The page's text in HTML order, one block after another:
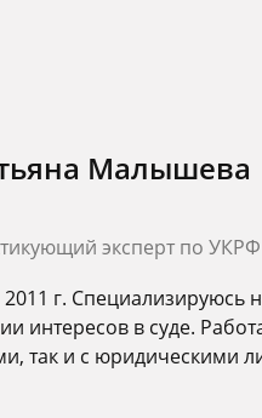
Малышева
эксперт по УКРФ
2011 г. Специализируюсь
интересов в суде.
так и с юридическими